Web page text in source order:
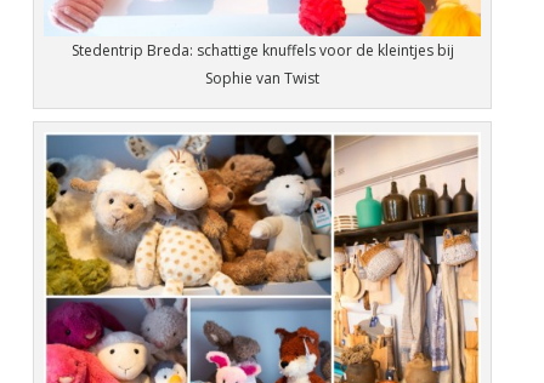
Stedentrip Breda: schattige knuffels voor de kleintjes bij
Sophie van Twist